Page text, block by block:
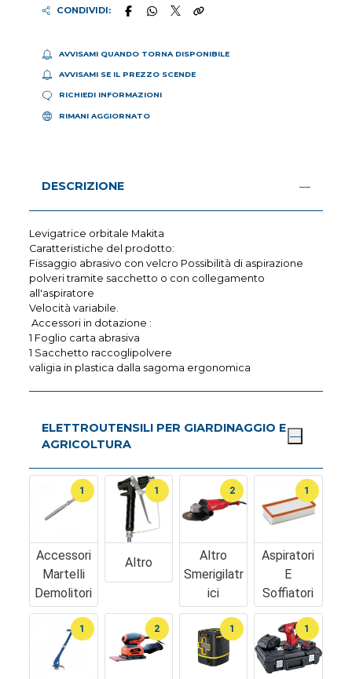
CONDIVIDI:
AVVISAMI QUANDO TORNA DISPONIBILE
AVVISAMI SE IL PREZZO SCENDE
RICHIEDI INFORMAZIONI
RIMANI AGGIORNATO
DESCRIZIONE
Levigatrice orbitale Makita
Caratteristiche del prodotto:
Fissaggio abrasivo con velcro Possibilità di aspirazione
polveri tramite sacchetto o con collegamento
all'aspiratore
Velocità variabile.
Accessori in dotazione :
1 Foglio carta abrasiva
1 Sacchetto raccoglipolvere
valigia in plastica dalla sagoma ergonomica
ELETTROUTENSILI PER GIARDINAGGIO E
AGRICOLTURA
Accessori
Martelli
Demolitori
1
Altro
1
Altro
Smerigilatr
Ici
2
Aspiratori
E
Soffiatori
1
1 2 1 1